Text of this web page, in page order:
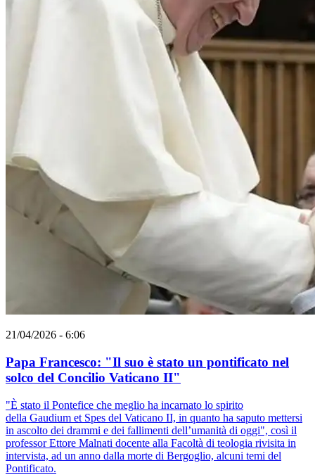
21/04/2026 - 6:06
Papa Francesco: "Il suo è stato un pontificato nel
solco del Concilio Vaticano II"
"È stato il Pontefice che meglio ha incarnato lo spirito
della Gaudium et Spes del Vaticano II, in quanto ha saputo mettersi
in ascolto dei drammi e dei fallimenti dell’umanità di oggi", così il
professor Ettore Malnati docente alla Facoltà di teologia rivisita in
intervista, ad un anno dalla morte di Bergoglio, alcuni temi del
Pontificato.